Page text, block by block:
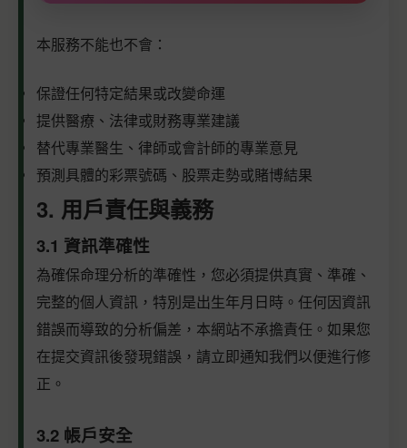
本服務不能也不會：
保證任何特定結果或改變命運
提供醫療、法律或財務專業建議
替代專業醫生、律師或會計師的專業意見
預測具體的彩票號碼、股票走勢或賭博結果
3. 用戶責任與義務
3.1 資訊準確性
為確保命理分析的準確性，您必須提供真實、準確、
完整的個人資訊，特別是出生年月日時。任何因資訊
錯誤而導致的分析偏差，本網站不承擔責任。如果您
在提交資訊後發現錯誤，請立即通知我們以便進行修
正。
3.2 帳戶安全